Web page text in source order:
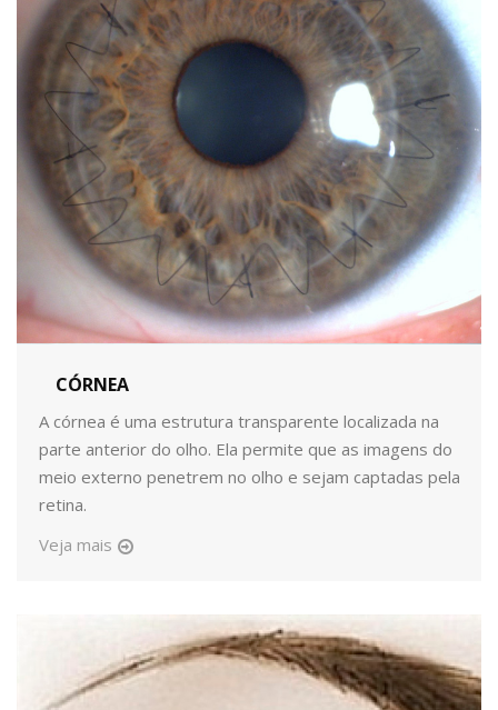
CÓRNEA
A córnea é uma estrutura transparente localizada na
parte anterior do olho. Ela permite que as imagens do
meio externo penetrem no olho e sejam captadas pela
retina.
Veja mais